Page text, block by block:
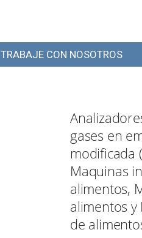
TRABAJE CON NOSOTROS
gases en
modificada
Maquinas
alimentos,
alimentos
de